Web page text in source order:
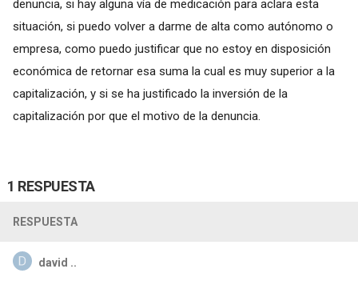
denuncia, si hay alguna vía de medicación para aclara esta
situación, si puedo volver a darme de alta como autónomo o
empresa, como puedo justificar que no estoy en disposición
económica de retornar esa suma la cual es muy superior a la
capitalización, y si se ha justificado la inversión de la
capitalización por que el motivo de la denuncia.
1 RESPUESTA
RESPUESTA
david ..